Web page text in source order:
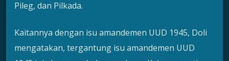
Pileg, dan Pilkada.
Kaitannya dengan isu amandemen UUD 1945, Doli
mengatakan, tergantung isu amandemen UUD